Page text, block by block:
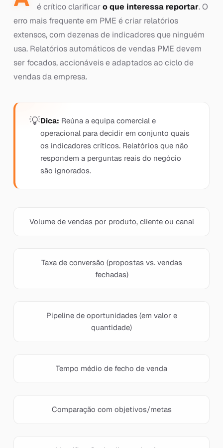
é crítico clarificaro que interessa reportar. O
erro mais frequente em PME é criar relatórios
extensos, com dezenas de indicadores que ninguém
usa. Relatórios automáticos de vendas PME devem
ser focados, accionáveis e adaptados ao ciclo de
vendas da empresa.
Dica: Reúna a equipa comercial e
operacional para decidir em conjunto quais
os indicadores críticos. Relatórios que não
respondem a perguntas reais do negócio
são ignorados.
Volume de vendas por produto, cliente ou canal
Taxa de conversão (propostas vs. vendas
fechadas)
Pipeline de oportunidades (em valor e
quantidade)
Tempo médio de fecho de venda
Comparação com objetivos/metas